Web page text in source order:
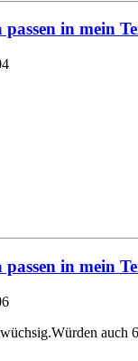
passen in mein
in mein
auch